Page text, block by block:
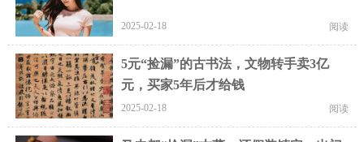
2025-02-18 阅读
5元“捡漏”的古书法，文物转手卖3亿
元，买家5年后才给钱
2025-02-18 阅读